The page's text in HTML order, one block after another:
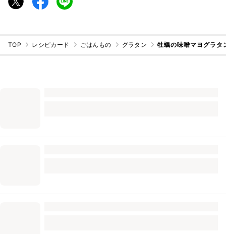
TOP レシピカード ごはんもの グラタン 牡蠣の味噌マヨグラタ